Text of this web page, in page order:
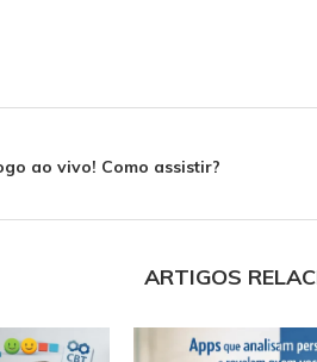
ao vivo! Como assistir?
ARTIGOS